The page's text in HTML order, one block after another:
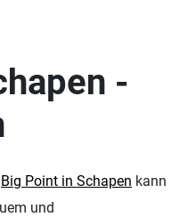
-
Big Point in Schapen kann
und